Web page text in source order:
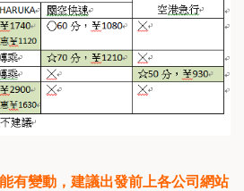
有變動，建議出發前上各公司網站